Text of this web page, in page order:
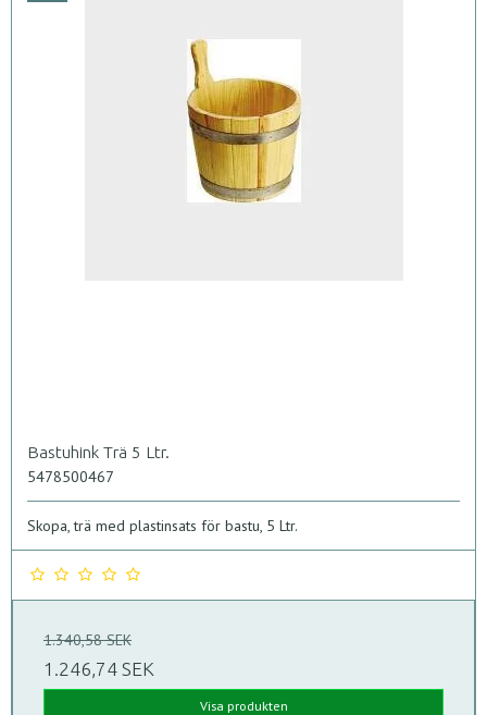
Bastuhink Trä 5 Ltr.
5478500467
Skopa, trä med plastinsats för bastu, 5 Ltr.
1.340,58 SEK
1.246,74 SEK
Visa produkten